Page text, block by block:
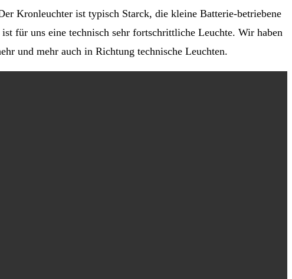
Kronleuchter ist typisch Starck, die kleine Batterie-betriebene
für uns eine technisch sehr fortschrittliche Leuchte. Wir haben
und mehr auch in Richtung technische Leuchten.